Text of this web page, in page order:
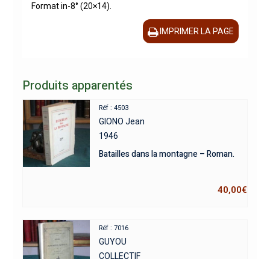
Format in-8° (20×14).
IMPRIMER LA PAGE
Produits apparentés
Réf : 4503
GIONO Jean
1946
Batailles dans la montagne – Roman.
40,00€
Réf : 7016
GUYOU
COLLECTIF